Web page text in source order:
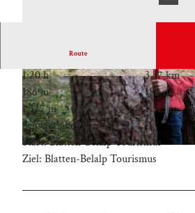
Route
1:20 h
3,37 km
186 m
188 m
1.327 m
1.513 m
Schwierigkeit: mittel
Start: Blatten-Belalp Tourismus
Ziel: Blatten-Belalp Tourismus